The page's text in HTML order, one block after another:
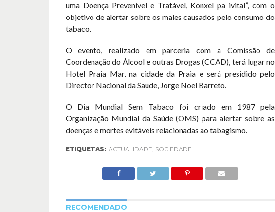
uma Doença Prevenivel e Tratável, Konxel pa ivital”, com o
objetivo de alertar sobre os males causados pelo consumo do
tabaco.
O evento, realizado em parceria com a Comissão de
Coordenação do Álcool e outras Drogas (CCAD), terá lugar no
Hotel Praia Mar, na cidade da Praia e será presidido pelo
Director Nacional da Saúde, Jorge Noel Barreto.
O Dia Mundial Sem Tabaco foi criado em 1987 pela
Organização Mundial da Saúde (OMS) para alertar sobre as
doenças e mortes evitáveis relacionadas ao tabagismo.
ETIQUETAS: ACTUALIDADE, SOCIEDADE
RECOMENDADO